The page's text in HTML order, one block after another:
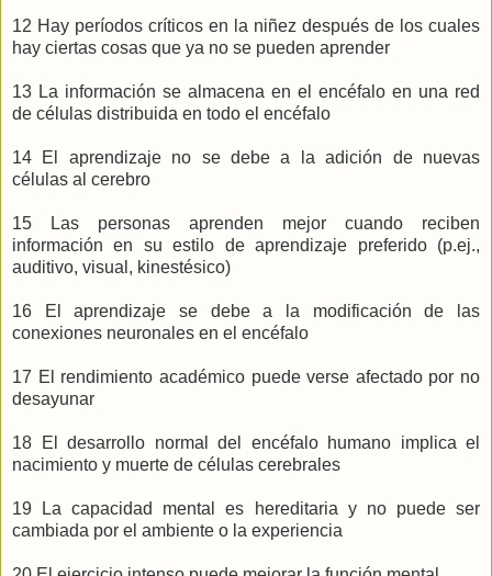
12 Hay períodos críticos en la niñez después de los cuales
hay ciertas cosas que ya no se pueden aprender
13 La información se almacena en el encéfalo en una red
de células distribuida en todo el encéfalo
14 El aprendizaje no se debe a la adición de nuevas
células al cerebro
15 Las personas aprenden mejor cuando reciben
información en su estilo de aprendizaje preferido (p.ej.,
auditivo, visual, kinestésico)
16 El aprendizaje se debe a la modificación de las
conexiones neuronales en el encéfalo
17 El rendimiento académico puede verse afectado por no
desayunar
18 El desarrollo normal del encéfalo humano implica el
nacimiento y muerte de células cerebrales
19 La capacidad mental es hereditaria y no puede ser
cambiada por el ambiente o la experiencia